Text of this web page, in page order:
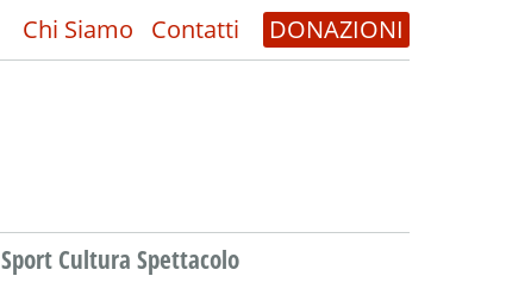
Chi Siamo Contatti DONAZIONI
Sport Cultura Spettacolo